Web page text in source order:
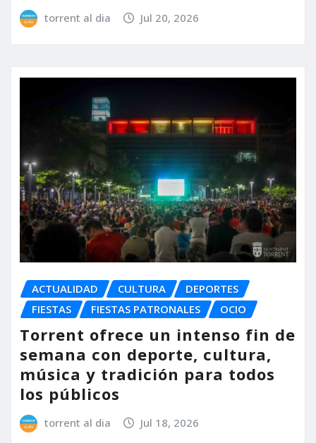
torrent al dia Jul 20, 2026
ACTUALIDAD CULTURA
DEPORTES
FIESTAS
FIESTAS PATRONALES OCIO
Torrent ofrece un intenso fin de
semana con deporte, cultura,
música y tradición para todos
los públicos
torrent al dia Jul 18, 2026